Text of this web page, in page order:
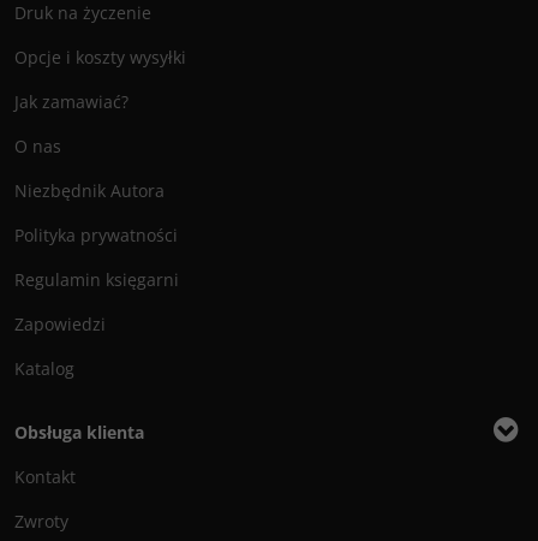
Druk na życzenie
Opcje i koszty wysyłki
Jak zamawiać?
O nas
Niezbędnik Autora
Polityka prywatności
Regulamin księgarni
Zapowiedzi
Katalog
Obsługa klienta
Kontakt
Zwroty